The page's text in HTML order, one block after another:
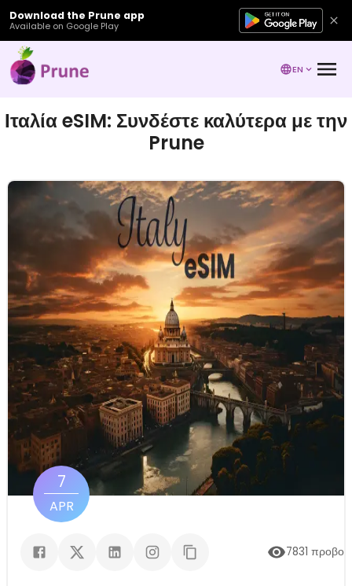
Download the Prune app
Available on Google Play
EN
Ιταλία eSIM: Συνδέστε καλύτερα με την
Prune
7
APR
7831